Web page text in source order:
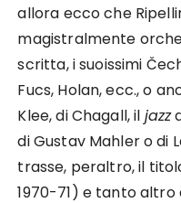
allora ecco che
magistralmente
scritta, i suoissimi
Fucs, Holan, ecc., o
Klee, di Chagall, il jazz
di Gustav Mahler o di
trasse, peraltro, il
1970-71) e tanto altro